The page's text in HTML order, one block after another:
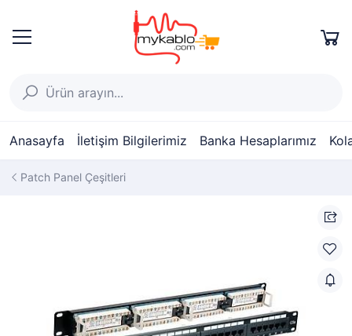
Anasayfa İletişim Bilgilerimiz Banka Hesaplarımız
Patch Panel Çeşitleri